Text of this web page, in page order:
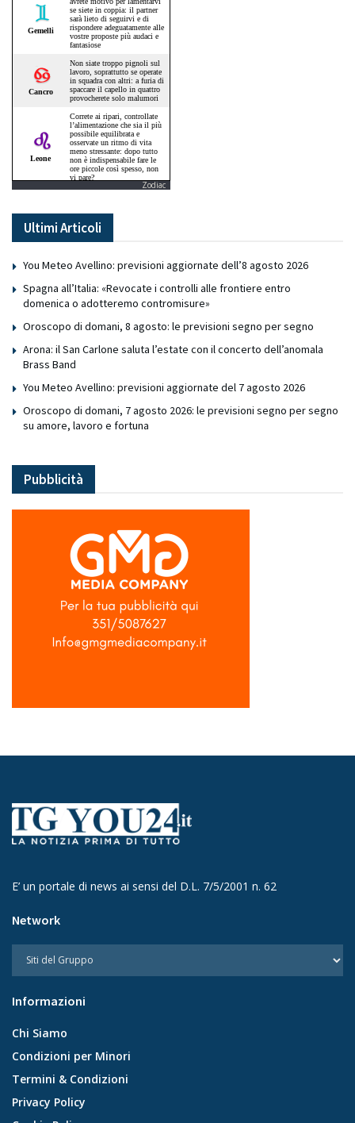
Zodiac
Ultimi Articoli
You Meteo Avellino: previsioni aggiornate dell’8 agosto 2026
Spagna all’Italia: «Revocate i controlli alle frontiere entro
domenica o adotteremo contromisure»
Oroscopo di domani, 8 agosto: le previsioni segno per segno
Arona: il San Carlone saluta l’estate con il concerto dell’anomala
Brass Band
You Meteo Avellino: previsioni aggiornate del 7 agosto 2026
Oroscopo di domani, 7 agosto 2026: le previsioni segno per segno
su amore, lavoro e fortuna
Pubblicità
E’ un portale di news ai sensi del D.L. 7/5/2001 n. 62
Network
Informazioni
Chi Siamo
Condizioni per Minori
Termini & Condizioni
Privacy Policy